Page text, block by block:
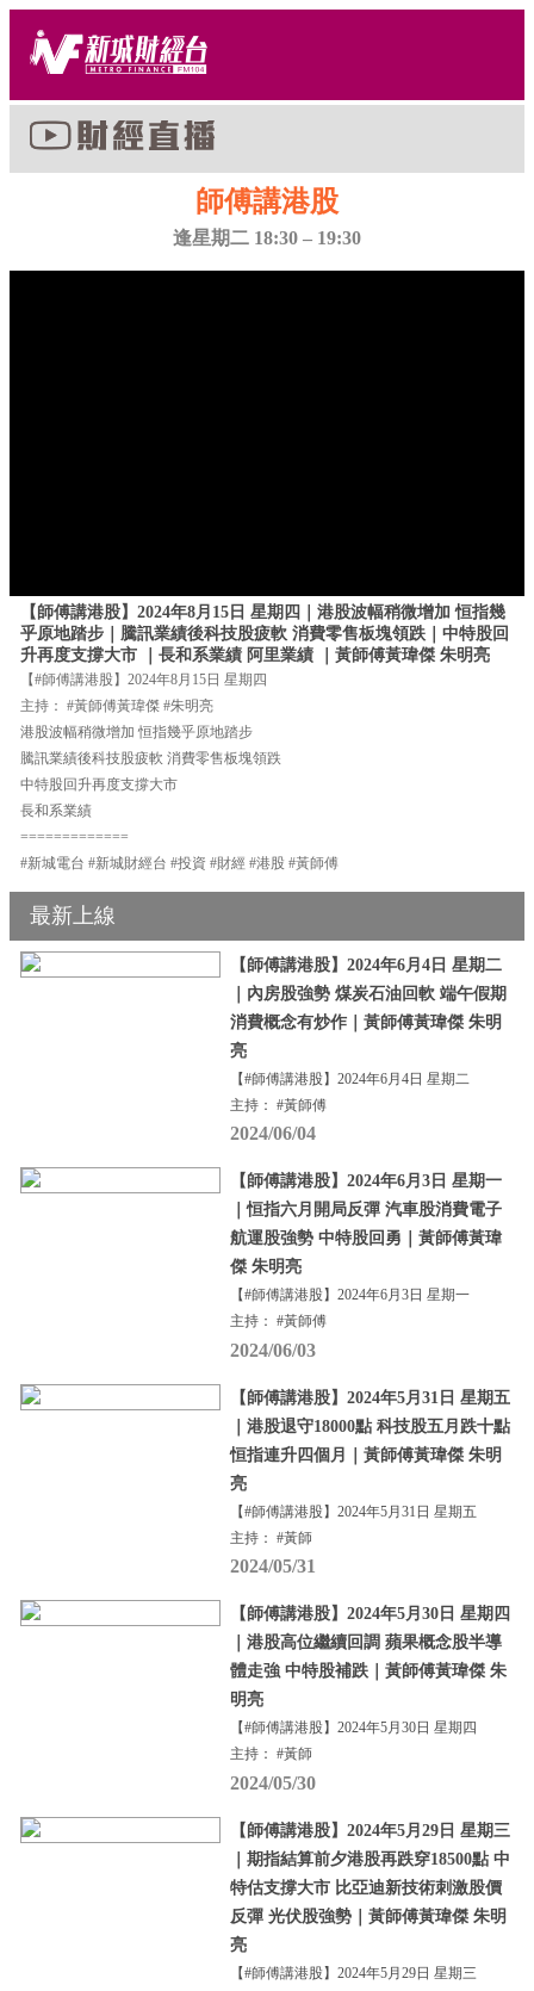
師傅講港股
逢星期二 18:30 – 19:30
【師傅講港股】2024年8月15日 星期四｜港股波幅稍微增加 恒指幾
乎原地踏步｜騰訊業績後科技股疲軟 消費零售板塊領跌｜中特股回
升再度支撐大市 ｜長和系業績 阿里業績 ｜黃師傅黃瑋傑 朱明亮
【#師傅講港股】2024年8月15日 星期四
主持： #黃師傅黃瑋傑 #朱明亮
港股波幅稍微增加 恒指幾乎原地踏步
騰訊業績後科技股疲軟 消費零售板塊領跌
中特股回升再度支撐大市
長和系業績
=============
#新城電台 #新城財經台 #投資 #財經 #港股 #黃師傅
最新上線
【師傅講港股】2024年6月4日 星期二
｜內房股強勢 煤炭石油回軟 端午假期
消費概念有炒作｜黃師傅黃瑋傑 朱明
亮
【#師傅講港股】2024年6月4日 星期二
主持： #黃師傅
2024/06/04
【師傅講港股】2024年6月3日 星期一
｜恒指六月開局反彈 汽車股消費電子
航運股強勢 中特股回勇｜黃師傅黃瑋
傑 朱明亮
【#師傅講港股】2024年6月3日 星期一
主持： #黃師傅
2024/06/03
【師傅講港股】2024年5月31日 星期五
｜港股退守18000點 科技股五月跌十點
恒指連升四個月｜黃師傅黃瑋傑 朱明
亮
【#師傅講港股】2024年5月31日 星期五
主持： #黃師
2024/05/31
【師傅講港股】2024年5月30日 星期四
｜港股高位繼續回調 蘋果概念股半導
體走強 中特股補跌｜黃師傅黃瑋傑 朱
明亮
【#師傅講港股】2024年5月30日 星期四
主持： #黃師
2024/05/30
【師傅講港股】2024年5月29日 星期三
｜期指結算前夕港股再跌穿18500點 中
特估支撐大市 比亞迪新技術刺激股價
反彈 光伏股強勢｜黃師傅黃瑋傑 朱明
亮
【#師傅講港股】2024年5月29日 星期三